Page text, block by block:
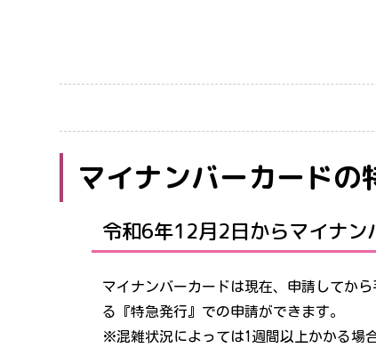
マイナンバーカードの
令和6年12月2日からマイナン
マイナンバーカードは現在、申請してか
る『特急発行』での申請ができます。
※混雑状況によっては1週間以上かかる場